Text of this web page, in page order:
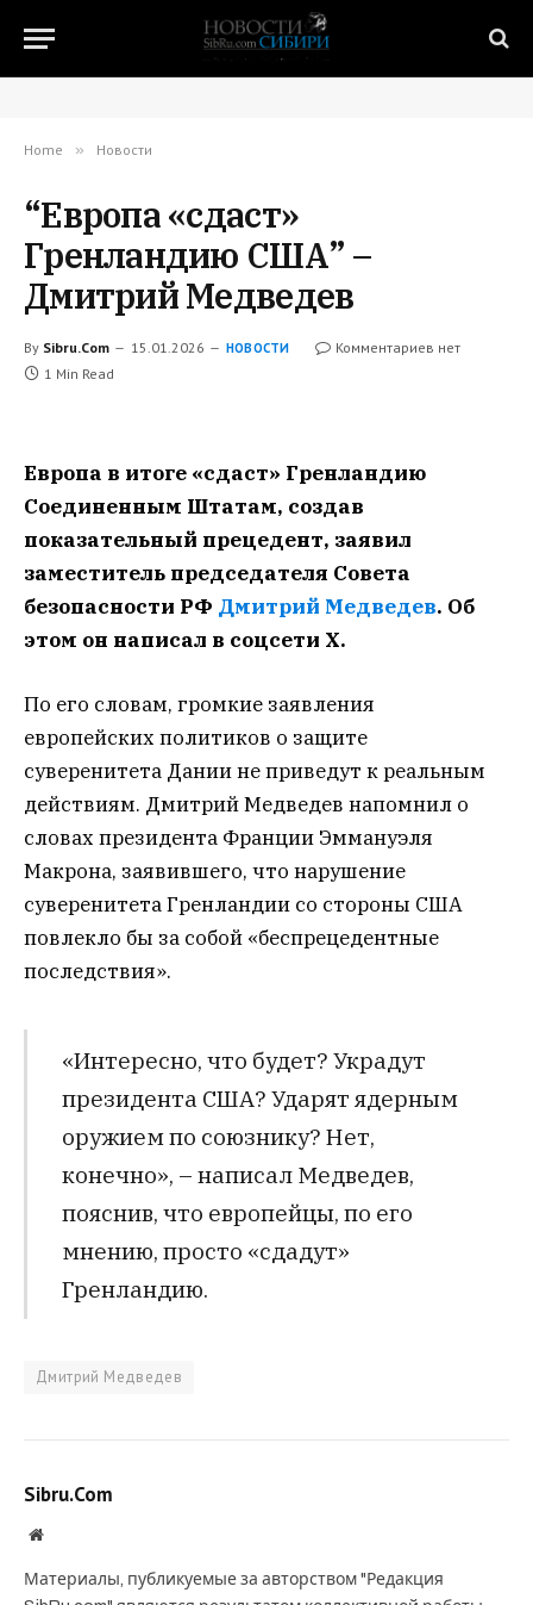
Home » Новости
“Европа «сдаст»
Гренландию США” –
Дмитрий Медведев
By Sibru.Com 15.01.2026 НОВОСТИ
Комментариев нет
1 Min Read
Европа в итоге «сдаст» Гренландию
Соединенным Штатам, создав
показательный прецедент, заявил
заместитель председателя Совета
безопасности РФ Дмитрий Медведев. Об
этом он написал в соцсети Х.
По его словам, громкие заявления
европейских политиков о защите
суверенитета Дании не приведут к реальным
действиям. Дмитрий Медведев напомнил о
словах президента Франции Эммануэля
Макрона, заявившего, что нарушение
суверенитета Гренландии со стороны США
повлекло бы за собой «беспрецедентные
последствия».
«Интересно, что будет? Украдут
президента США? Ударят ядерным
оружием по союзнику? Нет,
конечно», – написал Медведев,
пояснив, что европейцы, по его
мнению, просто «сдадут»
Гренландию.
Дмитрий Медведев
Sibru.Com
Website
Материалы, публикуемые за авторством "Редакция